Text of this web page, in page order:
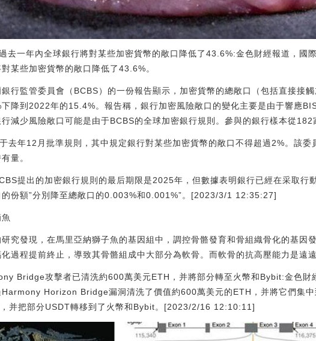
去一年內全球銀行將對某些加密貨幣的敞口降低了43.6%:金色財經報道，國
某些加密貨幣的敞口降低了43.6%。
銀行監管委員會（BCBS）的一份報告顯示，加密貨幣的總敞口（包括直接接
降到2022年的15.4%。報告稱，銀行加密風險敞口的變化主要是由于響應
減少風險敞口可能是由于BCBS的全球加密銀行規則。參與的銀行樣本從182
去年12月批準規則，其中規定銀行對某些加密貨幣的敞口不得超過2%。該
量。
提出的加密銀行規則的最后期限是2025年，但數據表明銀行已經在采取行
的份額”分別降至總敞口的0.003%和0.001%”。[2023/3/1 12:35:27]
研究發現，在馬里亞納獅子魚的基因組中，調控骨骼發育和骨組織骨化的基因
過程提前終止，導致其骨骼組成中大部分為軟骨。而軟骨的抗高壓能力是遠
Bridge攻擊者已清洗約600萬美元ETH，并將部分轉至火幣和Bybit:金色
Harmony Horizon Bridge漏洞清洗了價值約600萬美元的ETH，并將它們集
并把部分USDT轉移到了火幣和Bybit。[2023/2/16 12:10:11]